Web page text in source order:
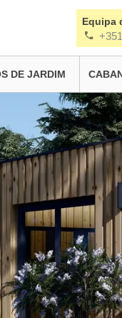
Equipa
DE JARDIM